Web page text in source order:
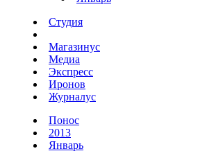
Студия
Магазинус
Медиа
Экспресс
Иронов
Журналус
Понос
2013
Январь